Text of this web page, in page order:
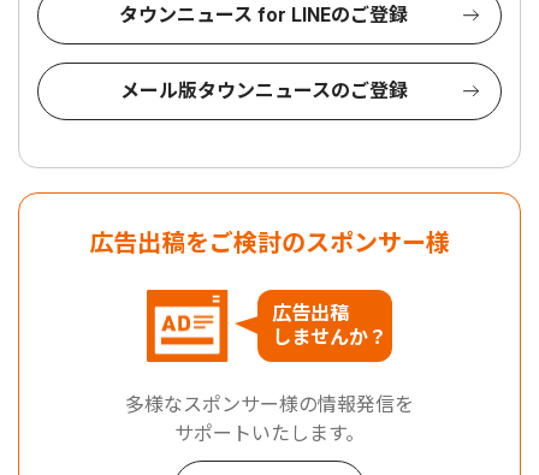
タウンニュース for LINEのご登録
メール版タウンニュースのご登録
広告出稿をご検討のスポンサー様
広告出稿
しませんか？
多様なスポンサー様の情報発信を
サポートいたします。